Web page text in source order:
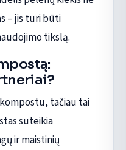
– jis turi būti
tikslą.
tačiau tai
suteikia
ir maistinių